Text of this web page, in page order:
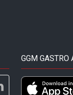
GGM GASTRO